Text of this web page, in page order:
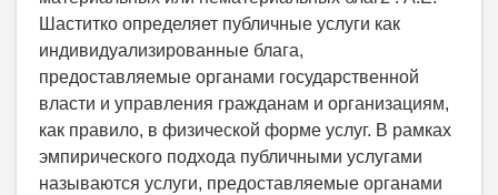
Шаститко определяет публичные услуги как
индивидуализированные блага,
предоставляемые органами государственной
власти и управления гражданам и организациям,
как правило, в физической форме услуг. В рамках
эмпирического подхода публичными услугами
называются услуги, предоставляемые органами